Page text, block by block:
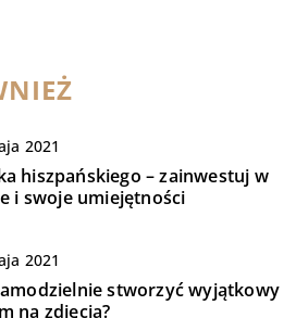
2021
hiszpańskiego – zainwestuj w
i swoje umiejętności
2021
stworzyć wyjątkowy
na zdjęcia?